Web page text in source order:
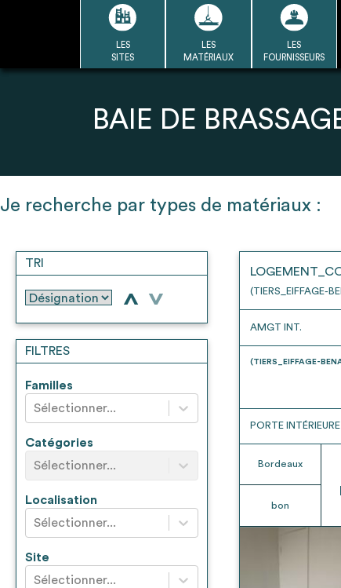
LES
SITES
LES
MATÉRIAUX
LES
FOURNISSEURS
LA DÉMARCHE
LA BASE
DU RÉEMPLOI
* Attention, l’ajout des matériaux à sa liste
BAIE DE
Je recherche par types de matériaux :
TRI
> >
FILTRES
Familles
Sélectionner...
Catégories
Sélectionner...
Localisation
Sélectionner...
Site
Sélectionner...
(TIERS_EIFFAGE-
AMGT INT.
(TIERS_EIFFAGE-
PORTE INTÉRIEURE
Bordeaux
bon